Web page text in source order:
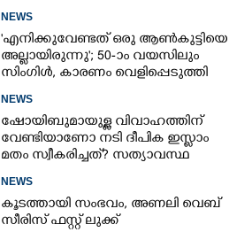
NEWS
'എനിക്കുവേണ്ടത് ഒരു ആൺകുട്ടിയെ
അല്ലായിരുന്നു'; 50-ാം വയസിലും
സിംഗിൾ, കാരണം വെളിപ്പെടുത്തി
സബ പട്ടൗഡി
NEWS
ഷോയിബുമായുള്ള വിവാഹത്തിന്
വേണ്ടിയാണോ നടി ദീപിക ഇസ്ലാം
മതം സ്വീകരിച്ചത്? സത്യാവസ്ഥ
വെളിപ്പെടുത്തി സുഹൃത്ത്‌
NEWS
കൂടത്തായി സംഭവം, അണലി വെബ്
സീരിസ് ഫസ്റ്റ് ലുക്ക്